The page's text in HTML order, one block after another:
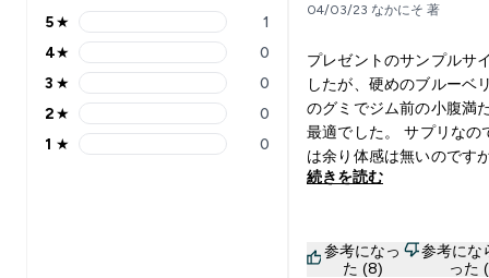
5 stars rating 1 reviews
5★ 1
4 stars rating 0 reviews
4★ 0
3 stars rating 0 reviews
3 ★ 0
2 stars rating 0 reviews
2★ 0
1 stars rating 0 reviews
1 ★ 0
04/03/23 なかにそ 著
プレゼントのサンプルサ
したが、硬めのブルーベ
のグミでジム前の小腹満
最適でした。 サプリなの
は余り体感は無いのです
スターを飲んでお腹チャ
続きを読む
参考になっ
た (8)
参考にな
った